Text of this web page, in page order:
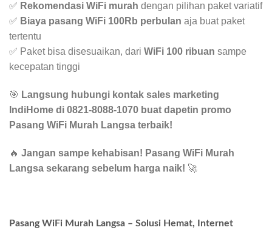
✅ Rekomendasi WiFi murah dengan pilihan paket variatif
✅ Biaya pasang WiFi 100Rb perbulan aja buat paket
tertentu
✅ Paket bisa disesuaikan, dari WiFi 100 ribuan sampe
kecepatan tinggi
🎯 Langsung hubungi kontak sales marketing
IndiHome di 0821-8088-1070 buat dapetin promo
Pasang WiFi Murah Langsa terbaik!
🔥 Jangan sampe kehabisan! Pasang WiFi Murah
Langsa sekarang sebelum harga naik! 🚀
Pasang WiFi Murah Langsa – Solusi Hemat, Internet